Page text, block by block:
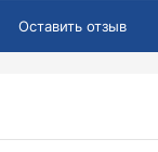
Оставить отзыв